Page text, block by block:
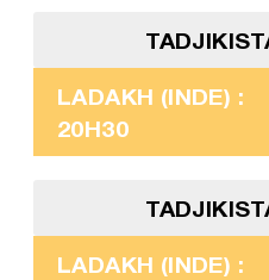
LADAKH (INDE) :
20H30
LADAKH (INDE) :